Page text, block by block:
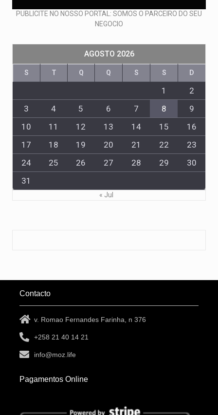
PUBLICITE NO NOSSO PORTAL: SOMOS O PARCEIRO DO SEU
NEGOCIO
AGOSTO 2026
S T Q Q S S D
1
2
3
4 5 6 7 8
9
10
11 12 13 14 15
16
17
18 19 20 21 22
23
24
25 26 27 28 29
30
31
« Jul
Contacto
v. Romao Fernandes Farinha, n 376
+258 21 40 14 21
info@moz.life
Pagamentos Online